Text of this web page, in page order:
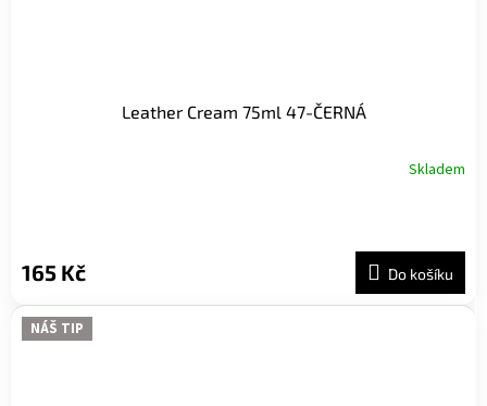
Leather Cream 75ml 47-ČERNÁ
Skladem
165 Kč Do košíku
NÁŠ TIP